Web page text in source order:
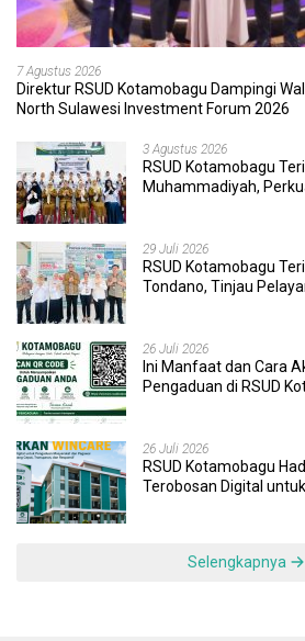
7 Agustus 2026
Direktur RSUD Kotamobagu Dampingi
North Sulawesi Investment Forum 2026
3 Agustus 2026
RSUD Kotamobagu
Muhammadiyah,
29 Juli 2026
RSUD Kotamobagu
Tondano, Tinjau
26 Juli 2026
Ini Manfaat dan Cara
Pengaduan di RSUD
26 Juli 2026
RSUD Kotamobagu
Terobosan Digital
Selengkapnya